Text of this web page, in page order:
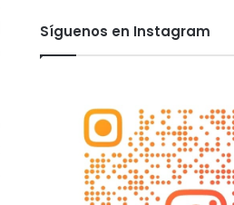
Síguenos en Instagram